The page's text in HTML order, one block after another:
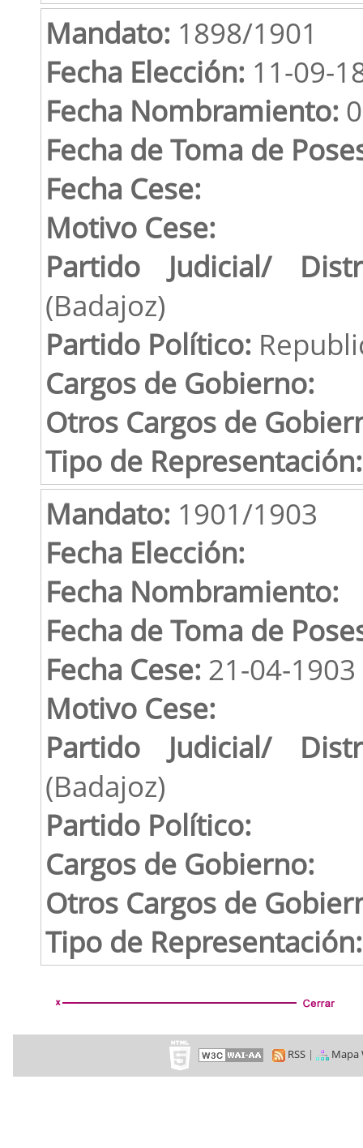
Mandato: 1898/1901
Fecha Elección: 11-09-
Fecha Nombramiento:
Fecha de Toma de
Fecha Cese:
Motivo Cese:
Partido Judicial/
(Badajoz)
Partido Político:
Cargos de Gobierno:
Otros Cargos de
Tipo de Representación:
Mandato: 1901/1903
Fecha Elección:
Fecha Nombramiento:
Fecha de Toma de
Fecha Cese: 21-04-1903
Motivo Cese:
Partido Judicial/
(Badajoz)
Partido Político:
Cargos de Gobierno:
Otros Cargos de
Tipo de Representación:
RSS| Mapa